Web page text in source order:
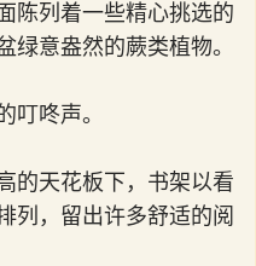
陈列着一些精心挑选的
意盎然的蕨类植物。
叮咚声。
的天花板下，书架以看
列，留出许多舒适的阅